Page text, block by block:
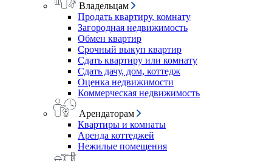
Владельцам
Продать квартиру, комнату
Загородная недвижимость
Обмен квартир
Срочный выкуп квартир
Сдать квартиру или комнату
Сдать дачу, дом, коттедж
Оценка недвижимости
Коммерческая недвижимость
Арендаторам
Квартиры и комнаты
Аренда коттеджей
Нежилые помещения